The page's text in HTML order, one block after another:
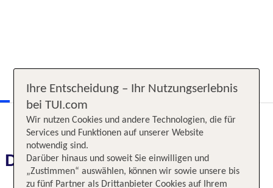
Das erwartet Sie
Ihre Entscheidung – Ihr Nutzungserlebnis
bei TUI.com
Wir nutzen Cookies und andere Technologien, die für
Services und Funktionen auf unserer Website
notwendig sind.
Darüber hinaus und soweit Sie einwilligen und
„Zustimmen“ auswählen, können wir sowie unsere bis
zu fünf Partner als Drittanbieter Cookies auf Ihrem